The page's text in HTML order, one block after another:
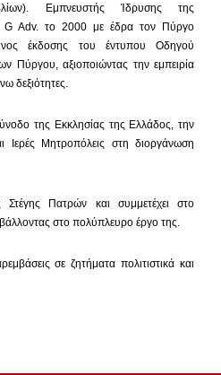
Εμπνευστής Ίδρυσης της
G Adv. το 2000 με έδρα τον Πύργο
έκδοσης του έντυπου Οδηγού
Πύργου, αξιοποιώντας την εμπειρία
δεξιότητες.
της Εκκλησίας της Ελλάδος, την
Ιερές Μητροπόλεις στη διοργάνωση
Στέγης Πατρών και συμμετέχει στο
στο πολύπλευρο έργο της.
σε ζητήματα πολιτιστικά και